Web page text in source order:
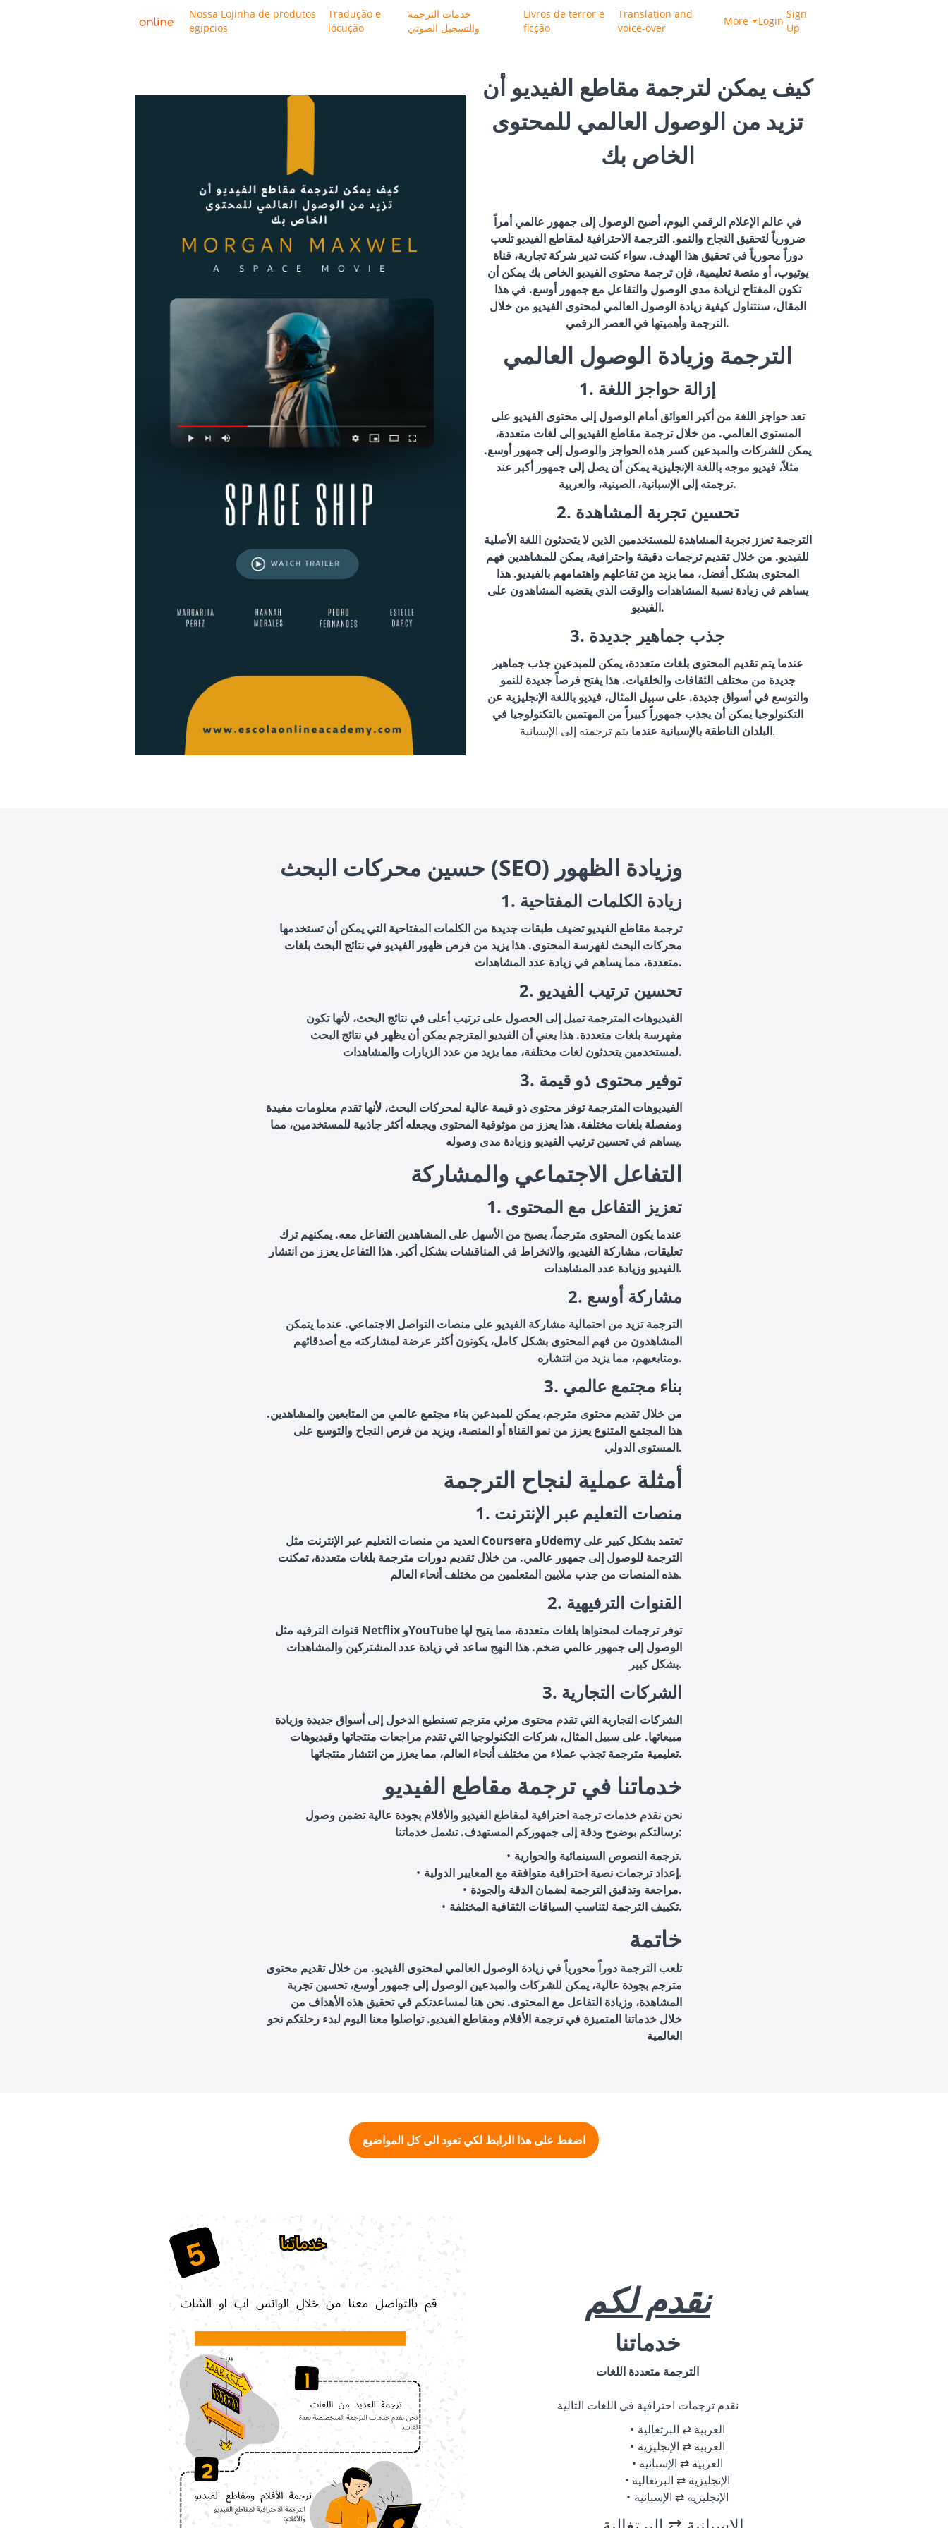
Nossa Lojinha de produtos
egípcios
Tradução e
locução
خدمات الترجمة
والتسجيل الصوتي
Livros de terror e
ficção
Translation and
voice-over
More Login
Sign
Up
كيف يمكن لترجمة مقاطع الفيديو أن
تزيد من الوصول العالمي للمحتوى
الخاص بك
في عالم الإعلام الرقمي اليوم، أصبح الوصول إلى جمهور عالمي أمراً
ضرورياً لتحقيق النجاح والنمو. الترجمة الاحترافية لمقاطع الفيديو تلعب
دوراً محورياً في تحقيق هذا الهدف. سواء كنت تدير شركة تجارية، قناة
يوتيوب، أو منصة تعليمية، فإن ترجمة محتوى الفيديو الخاص بك يمكن أن
تكون المفتاح لزيادة مدى الوصول والتفاعل مع جمهور أوسع. في هذا
المقال، سنتناول كيفية زيادة الوصول العالمي لمحتوى الفيديو من خلال
الترجمة وأهميتها في العصر الرقمي.
الترجمة وزيادة الوصول العالمي
1. إزالة حواجز اللغة
تعد حواجز اللغة من أكبر العوائق أمام الوصول إلى محتوى الفيديو على
المستوى العالمي. من خلال ترجمة مقاطع الفيديو إلى لغات متعددة،
يمكن للشركات والمبدعين كسر هذه الحواجز والوصول إلى جمهور أوسع.
مثلاً، فيديو موجه باللغة الإنجليزية يمكن أن يصل إلى جمهور أكبر عند
ترجمته إلى الإسبانية، الصينية، والعربية.
2. تحسين تجربة المشاهدة
الترجمة تعزز تجربة المشاهدة للمستخدمين الذين لا يتحدثون اللغة الأصلية
للفيديو. من خلال تقديم ترجمات دقيقة واحترافية، يمكن للمشاهدين فهم
المحتوى بشكل أفضل، مما يزيد من تفاعلهم واهتمامهم بالفيديو. هذا
يساهم في زيادة نسبة المشاهدات والوقت الذي يقضيه المشاهدون على
الفيديو.
3. جذب جماهير جديدة
عندما يتم تقديم المحتوى بلغات متعددة، يمكن للمبدعين جذب جماهير
جديدة من مختلف الثقافات والخلفيات. هذا يفتح فرصاً جديدة للنمو
والتوسع في أسواق جديدة. على سبيل المثال، فيديو باللغة الإنجليزية عن
التكنولوجيا يمكن أن يجذب جمهوراً كبيراً من المهتمين بالتكنولوجيا في
البلدان الناطقة بالإسبانية عندمايتم ترجمته إلى الإسبانية.
حسين محركات البحث (SEO) وزيادة الظهور
1. زيادة الكلمات المفتاحية
ترجمة مقاطع الفيديو تضيف طبقات جديدة من الكلمات المفتاحية التي يمكن أن تستخدمها
محركات البحث لفهرسة المحتوى. هذا يزيد من فرص ظهور الفيديو في نتائج البحث بلغات
متعددة، مما يساهم في زيادة عدد المشاهدات.
2. تحسين ترتيب الفيديو
الفيديوهات المترجمة تميل إلى الحصول على ترتيب أعلى في نتائج البحث، لأنها تكون
مفهرسة بلغات متعددة. هذا يعني أن الفيديو المترجم يمكن أن يظهر في نتائج البحث
لمستخدمين يتحدثون لغات مختلفة، مما يزيد من عدد الزيارات والمشاهدات.
3. توفير محتوى ذو قيمة
الفيديوهات المترجمة توفر محتوى ذو قيمة عالية لمحركات البحث، لأنها تقدم معلومات مفيدة
ومفصلة بلغات مختلفة. هذا يعزز من موثوقية المحتوى ويجعله أكثر جاذبية للمستخدمين، مما
يساهم في تحسين ترتيب الفيديو وزيادة مدى وصوله.
التفاعل الاجتماعي والمشاركة
1. تعزيز التفاعل مع المحتوى
عندما يكون المحتوى مترجماً، يصبح من الأسهل على المشاهدين التفاعل معه. يمكنهم ترك
تعليقات، مشاركة الفيديو، والانخراط في المناقشات بشكل أكبر. هذا التفاعل يعزز من انتشار
الفيديو وزيادة عدد المشاهدات.
2. مشاركة أوسع
الترجمة تزيد من احتمالية مشاركة الفيديو على منصات التواصل الاجتماعي. عندما يتمكن
المشاهدون من فهم المحتوى بشكل كامل، يكونون أكثر عرضة لمشاركته مع أصدقائهم
ومتابعيهم، مما يزيد من انتشاره.
3. بناء مجتمع عالمي
من خلال تقديم محتوى مترجم، يمكن للمبدعين بناء مجتمع عالمي من المتابعين والمشاهدين.
هذا المجتمع المتنوع يعزز من نمو القناة أو المنصة، ويزيد من فرص النجاح والتوسع على
المستوى الدولي.
أمثلة عملية لنجاح الترجمة
1. منصات التعليم عبر الإنترنت
العديد من منصات التعليم عبر الإنترنت مثل Coursera وUdemy تعتمد بشكل كبير على
الترجمة للوصول إلى جمهور عالمي. من خلال تقديم دورات مترجمة بلغات متعددة، تمكنت
هذه المنصات من جذب ملايين المتعلمين من مختلف أنحاء العالم.
2. القنوات الترفيهية
قنوات الترفيه مثل Netflix وYouTube توفر ترجمات لمحتواها بلغات متعددة، مما يتيح لها
الوصول إلى جمهور عالمي ضخم. هذا النهج ساعد في زيادة عدد المشتركين والمشاهدات
بشكل كبير.
3. الشركات التجارية
الشركات التجارية التي تقدم محتوى مرئي مترجم تستطيع الدخول إلى أسواق جديدة وزيادة
مبيعاتها. على سبيل المثال، شركات التكنولوجيا التي تقدم مراجعات منتجاتها وفيديوهات
تعليمية مترجمة تجذب عملاء من مختلف أنحاء العالم، مما يعزز من انتشار منتجاتها.
خدماتنا في ترجمة مقاطع الفيديو
نحن نقدم خدمات ترجمة احترافية لمقاطع الفيديو والأفلام بجودة عالية تضمن وصول
رسالتكم بوضوح ودقة إلى جمهوركم المستهدف. تشمل خدماتنا:
ترجمة النصوص السينمائية والحوارية.
إعداد ترجمات نصية احترافية متوافقة مع المعايير الدولية.
مراجعة وتدقيق الترجمة لضمان الدقة والجودة.
تكييف الترجمة لتناسب السياقات الثقافية المختلفة.
خاتمة
تلعب الترجمة دوراً محورياً في زيادة الوصول العالمي لمحتوى الفيديو. من خلال تقديم محتوى
مترجم بجودة عالية، يمكن للشركات والمبدعين الوصول إلى جمهور أوسع، تحسين تجربة
المشاهدة، وزيادة التفاعل مع المحتوى. نحن هنا لمساعدتكم في تحقيق هذه الأهداف من
خلال خدماتنا المتميزة في ترجمة الأفلام ومقاطع الفيديو. تواصلوا معنا اليوم لبدء رحلتكم نحو
العالمية
اضغط على هذا الرابط لكي تعود الى كل المواضيع
نقدم لكم
خدماتنا
الترجمة متعددة اللغات
نقدم ترجمات احترافية في اللغات التالية
العربية ⇄ البرتغالية
العربية ⇄ الإنجليزية
العربية ⇄ الإسبانية
الإنجليزية ⇄ البرتغالية
الإنجليزية ⇄ الإسبانية